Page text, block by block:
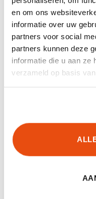
en om ons
informatie over uw
partners voor social
partners kunnen deze
informatie die u aan ze
verzameld op basis
LEVERINGSOMVANG